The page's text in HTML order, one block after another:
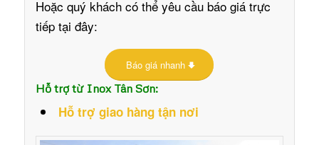
Hoặc quý khách có thể yêu cầu báo giá trực
tiếp tại đây:
Báo giá nhanh
Hỗ trợ từ Inox Tân Sơn:
Hỗ trợ giao hàng tận nơi